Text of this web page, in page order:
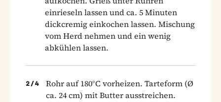
einrieseln lassen und ca. 5 Minuten
dickcremig einkochen lassen. Mischung
vom Herd nehmen und ein wenig
abkühlen lassen.
2 /4
Rohr auf 180°C vorheizen. Tarteform (Ø
ca. 24 cm) mit Butter ausstreichen.